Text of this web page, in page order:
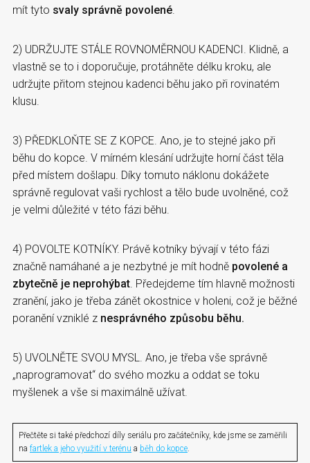
mít tyto svaly správně povolené
2) UDRŽUJTE STÁLE ROVNOMĚRNOU KADENCI. Klidně, a
vlastně se to i doporučuje, protáhněte délku kroku, ale
udržujte přitom stejnou kadenci běhu jako při rovinatém
klusu.
3) PŘEDKLOŇTE SE Z KOPCE. Ano, je to stejné jako při
běhu do kopce. V mírném klesání udržujte horní část těla
před místem došlapu. Díky tomuto náklonu dokážete
správně regulovat vaši rychlost a tělo bude uvolněné, což
je velmi důležité v této fázi běhu.
4) POVOLTE KOTNÍKY. Právě kotníky bývají v této fázi
značně namáhané a je nezbytné je mít hodně povolené a
zbytečně je neprohýbat . Předejdeme tím hlavně možnosti
zranění, jako je třeba zánět okostnice v holeni, což je běžné
poranění vzniklé z nesprávného způsobu běhu.
5) UVOLNĚTE SVOU MYSL. Ano, je třeba vše správně
„naprogramovat“ do svého mozku a oddat se toku
myšlenek a vše si maximálně užívat.
Přečtěte si také předchozí díly seriálu pro začátečníky, kde jsme se zaměřili
na fartlek a jeho využití v terénu a běh do kopce